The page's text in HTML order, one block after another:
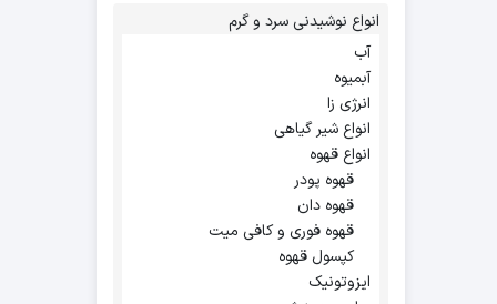
انواع نوشیدنی سرد و گرم
آب
آبمیوه
انرژی زا
انواع شیر گیاهی
انواع قهوه
قهوه پودر
قهوه دان
قهوه فوری و کافی میت
کپسول قهوه
ایزوتونیک